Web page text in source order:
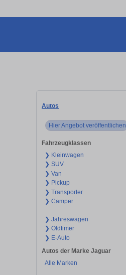
Autos
Hier Angebot veröffentlichen
Fahrzeugklassen
❯ Kleinwagen
❯ SUV
❯ Van
❯ Pickup
❯ Transporter
❯ Camper
❯ Jahreswagen
❯ Oldtimer
❯ E-Auto
Autos der Marke Jaguar
Alle Marken